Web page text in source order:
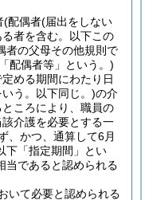
(配偶者(届出をしない
者を含む。以下この
者の父母その他規則で
配偶者等」という。)
める期間にわたり日
う。以下同じ。)の介
ころにより、職員の
介護を必要とする一
、かつ、通算して6月
下「指定期間」とい
当であると認められる
いて必要と認められる